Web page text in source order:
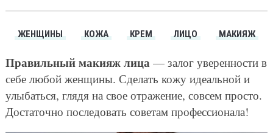
ЖЕНЩИНЫ КОЖА КРЕМ ЛИЦО МАКИЯЖ
Правильный макияж лица— залог уверенности в
себе любой женщины. Сделать кожу идеальной и
улыбаться, глядя на свое отражение, совсем просто.
Достаточно последовать советам профессионала!